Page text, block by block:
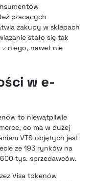
płacących
zakupy w sklepach
stało się tak
z niego, nawet nie
w e-
to niewątpliwie
co ma w dużej
VTS objętych jest
ze 193 rynków na
tys. sprzedawców.
Visa tokenów